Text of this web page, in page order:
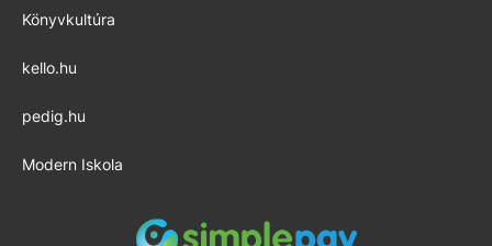
Könyvkultúra
kello.hu
pedig.hu
Modern Iskola